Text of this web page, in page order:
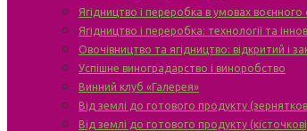
Ягідництво і переробка в умовах
Ягідництво і переробка: технології та
Овочівництво та ягідництво: відкритий і
Успішне виноградарство і виноробство
Винний клуб «Галерея»
Від землі до готового продукту
Від землі до готового продукту